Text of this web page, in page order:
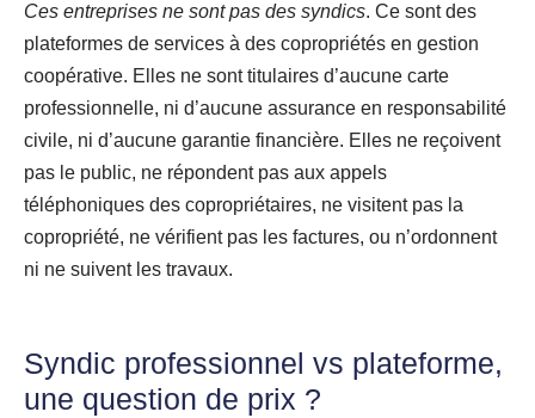
Ces entreprises ne sont pas des syndics. Ce sont des
plateformes de services à des copropriétés en gestion
coopérative. Elles ne sont titulaires d’aucune carte
professionnelle, ni d’aucune assurance en responsabilité
civile, ni d’aucune garantie financière. Elles ne reçoivent
pas le public, ne répondent pas aux appels
téléphoniques des copropriétaires, ne visitent pas la
copropriété, ne vérifient pas les factures, ou n’ordonnent
ni ne suivent les travaux.
Syndic professionnel vs plateforme,
une question de prix ?